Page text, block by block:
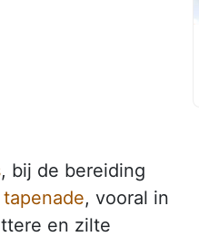
, bij de bereiding
tapenade, vooral in
en zilte